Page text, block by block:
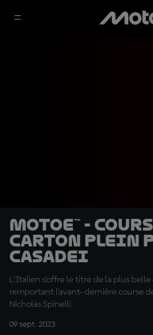
MotoE™ -
Carton plein
Casadei
L'Italien s'offre le titre de la plus belle
remportant l'avant-dernière course
Nicholas Spinelli.
09 sept. 2023